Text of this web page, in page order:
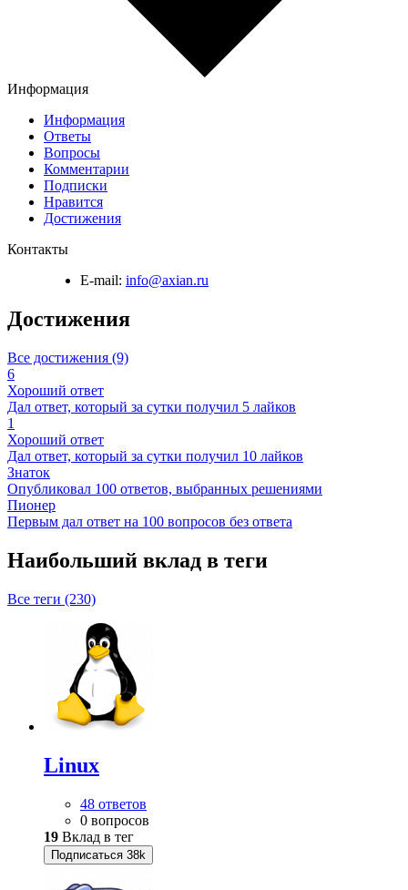
Информация
Информация
Ответы
Вопросы
Комментарии
Подписки
Нравится
Достижения
Контакты
E-mail: info@axian.ru
Достижения
Все достижения (9)
6
Хороший ответ
Дал ответ, который за сутки получил 5 лайков
1
Хороший ответ
Дал ответ, который за сутки получил 10 лайков
Знаток
Опубликовал 100 ответов, выбранных решениями
Пионер
Первым дал ответ на 100 вопросов без ответа
Наибольший вклад в теги
Все теги (230)
Linux
48 ответов
0 вопросов
19 Вклад в тег
Подписаться 38k